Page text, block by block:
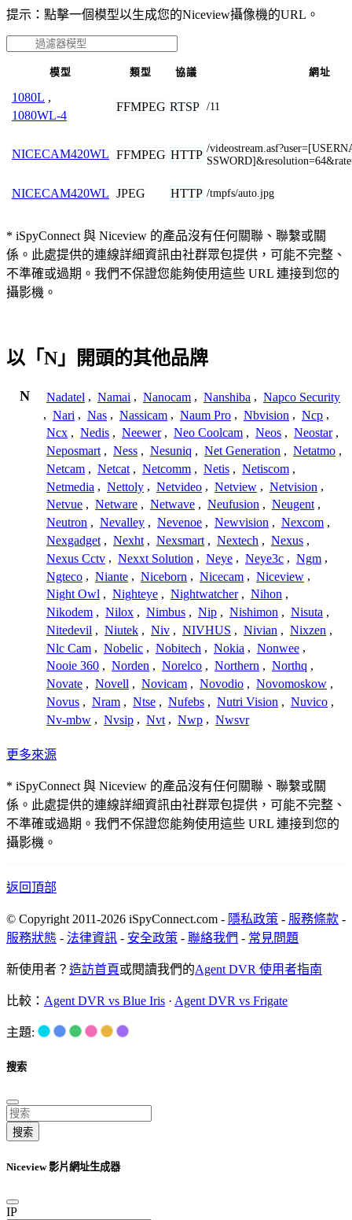
提示：點擊一個模型以生成您的Niceview攝像機的URL。
模型 類型 協議 網址
1080L ,
1080WL-4
FFMPEG RTSP /11
NICECAM420WL FFMPEG HTTP /
NICECAM420WL JPEG HTTP /tmpfs/auto.jpg
* iSpyConnect 與 Niceview 的產品沒有任何關聯、聯繫或關
係。此處提供的連線詳細資訊由社群眾包提供，可能不完整、
不準確或過期。我們不保證您能夠使用這些 URL 連接到您的
攝影機。
以「N」開頭的其他品牌
N Nadatel , Namai , Nanocam , Nanshiba , Napco Security
, Nari , Nas , Nassicam , Naum Pro , Nbvision , Ncp ,
Ncx , Nedis , Neewer , Neo Coolcam , Neos , Neostar ,
Neposmart , Ness , Nesuniq , Net Generation , Netatmo ,
Netcam , Netcat , Netcomm , Netis , Netiscom ,
Netmedia , Nettoly , Netvideo , Netview , Netvision ,
Netvue , Netware , Netwave , Neufusion , Neugent ,
Neutron , Nevalley , Nevenoe , Newvision , Nexcom ,
Nexgadget , Nexht , Nexsmart , Nextech , Nexus ,
Nexus Cctv , Nexxt Solution , Neye , Neye3c , Ngm ,
Ngteco , Niante , Niceborn , Nicecam , Niceview ,
Night Owl , Nighteye , Nightwatcher , Nihon ,
Nikodem , Nilox , Nimbus , Nip , Nishimon , Nisuta ,
Nitedevil , Niutek , Niv , NIVHUS , Nivian , Nixzen ,
Nlc Cam , Nobelic , Nobitech , Nokia , Nonwee ,
Nooie 360 , Norden , Norelco , Northern , Northq ,
Novate , Novell , Novicam , Novodio , Novomoskow ,
Novus , Nram , Ntse , Nufebs , Nutri Vision , Nuvico ,
Nv-mbw , Nvsip , Nvt , Nwp , Nwsvr
更多來源
* iSpyConnect 與 Niceview 的產品沒有任何關聯、聯繫或關
係。此處提供的連線詳細資訊由社群眾包提供，可能不完整、
不準確或過期。我們不保證您能夠使用這些 URL 連接到您的
攝影機。
返回頂部
© Copyright 2011-2026 iSpyConnect.com - 隱私政策 - 服務條款 -
服務狀態 - 法律資訊 - 安全政策 - 聯絡我們 - 常見問題
新使用者？ 造訪首頁或閱讀我們的Agent DVR 使用者指南
比較： Agent DVR vs Blue Iris · Agent DVR vs Frigate
主題:
搜索
搜索
Niceview 影片網址生成器
IP